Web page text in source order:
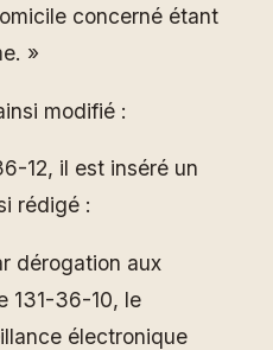
concerné étant
»
modifié :
12, il est inséré un
rédigé :
dérogation aux
131-36-10, le
électronique